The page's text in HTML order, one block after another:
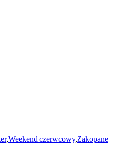
,Weekend czerwcowy,Zakopane